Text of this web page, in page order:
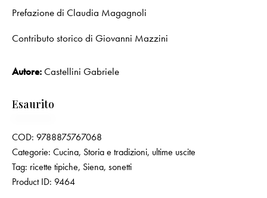
Prefazione di Claudia Magagnoli
Contributo storico di Giovanni Mazzini
Autore:Castellini Gabriele
Esaurito
COD: 9788875767068
Categorie: Cucina, Storia e tradizioni, ultime uscite
Tag: ricette tipiche, Siena, sonetti
Product ID: 9464